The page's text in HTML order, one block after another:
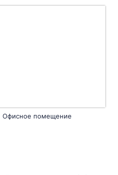
Офисное помещение